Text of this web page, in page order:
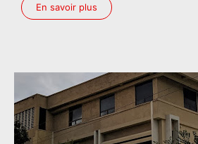
En savoir plus